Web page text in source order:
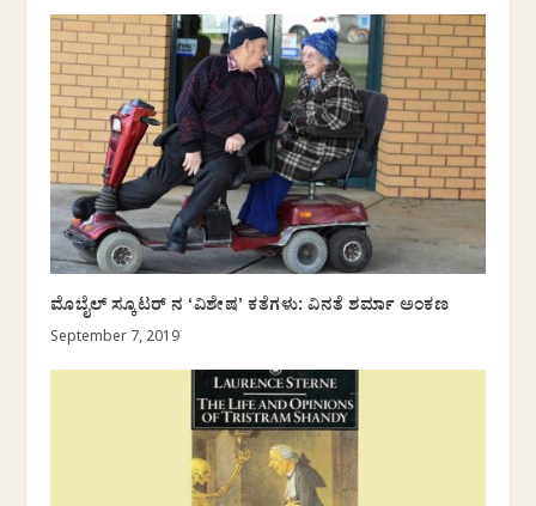
ಮೊಬೈಲ್ ಸ್ಕೂಟರ್ ನ ‘ವಿಶೇಷ’ ಕತೆಗಳು: ವಿನತೆ ಶರ್ಮಾ ಅಂಕಣ
September 7, 2019